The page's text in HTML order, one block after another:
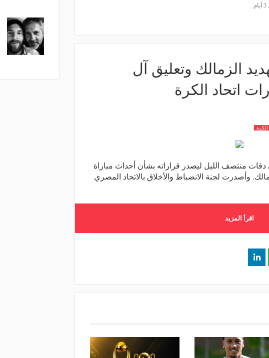
الزمالك وتعليق آل
اتحاد الكرة
الكرة
دقات منتصف الليل ليصدر قراراته بشأن أحداث مباراة
وأصدرت لجنة الانضباط والأخلاق بالاتحاد المصري
اقرأ المزيد